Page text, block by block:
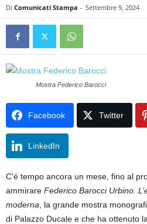
Di Comunicati Stampa - Settembre 9, 2024
Mostra Federico Barocci
Facebook Twitter
LinkedIn
C’é tempo ancora un mese, fino al
ammirare Federico Barocci Urbino.
moderna , la grande mostra
di Palazzo Ducale e che ha ottenuto